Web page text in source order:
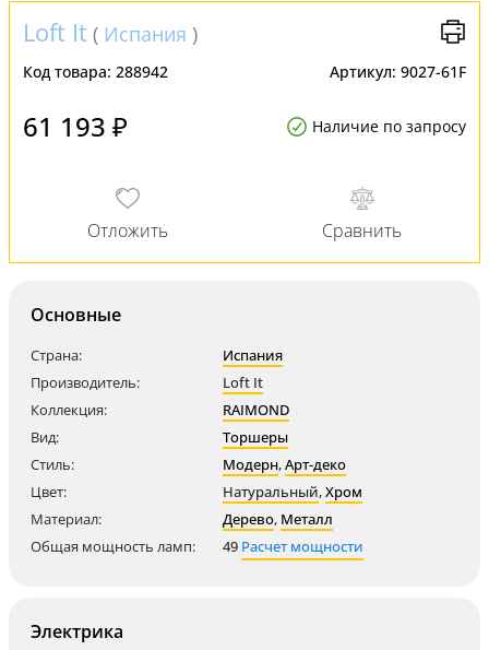
Loft It ( Испания )
Код товара: 288942 Артикул: 9027-61F
61 193 ₽ Наличие по запросу
Основные
Страна:
Испания
Производитель:
Loft It
Коллекция:
RAIMOND
Вид:
Торшеры
Стиль:
Модерн,Арт-деко
Цвет:
Натуральный,Хром
Материал:
Дерево, Металл
Общая мощность ламп:
49 Расчет мощности
Электрика